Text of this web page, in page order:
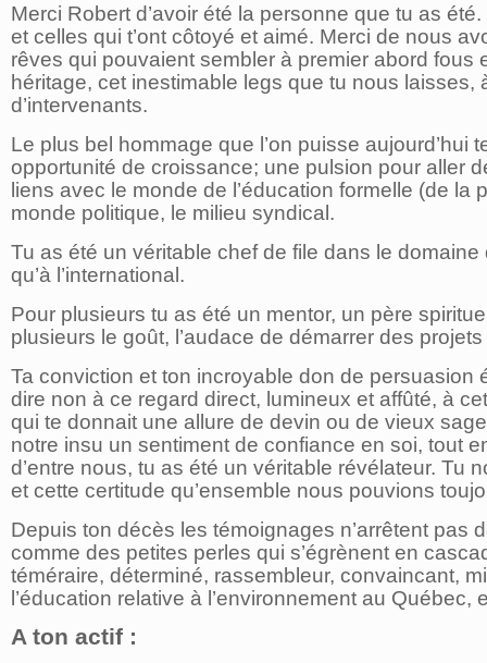
Merci Robert d’avoir été la personne que tu as
et celles qui t’ont côtoyé et aimé. Merci de nous
rêves qui pouvaient sembler à premier abord
héritage, cet inestimable legs que tu nous laisses,
d’intervenants.
Le plus bel hommage que l’on puisse aujourd’hui
opportunité de croissance; une pulsion pour aller
liens avec le monde de l’éducation formelle (de la
monde politique, le milieu syndical.
Tu as été un véritable chef de file dans le
qu’à l’international.
Pour plusieurs tu as été un mentor, un père
plusieurs le goût, l’audace de démarrer des
Ta conviction et ton incroyable don de persuasion
dire non à ce regard direct, lumineux et affûté, à
qui te donnait une allure de devin ou de vieux
notre insu un sentiment de confiance en soi, tout
d’entre nous, tu as été un véritable révélateur. Tu
et cette certitude qu’ensemble nous pouvions
Depuis ton décès les témoignages n’arrêtent pas
comme des petites perles qui s’égrènent en
téméraire, déterminé, rassembleur, convaincant,
l’éducation relative à l’environnement au
A ton actif :